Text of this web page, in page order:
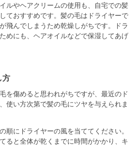
ルやヘアクリームの使用も、自宅での髪
ておすすめです。髪の毛はドライヤーで
飛んでしまうため乾燥しがちです。ドラ
めにも、ヘアオイルなどで保湿してあげ
方
を傷めると思われがちですが、最近のド
使い方次第で髪の毛にツヤを与えられま
順にドライヤーの風を当ててください。
ると全体が乾くまでに時間がかかり、キ